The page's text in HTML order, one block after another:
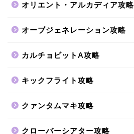
オリエント・アルカディア攻略
オーブジェネレーション攻略
カルチョビットA攻略
キックフライト攻略
クァンタムマキ攻略
クローバーシアター攻略